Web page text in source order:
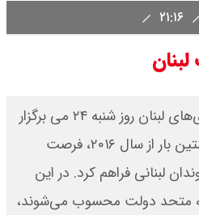
دور نهایی انتخابات شهرداری‌های لبنان روز شنبه ۲۴ می‌ برگزار
شد، انتخاباتی که برای نخستین بار از سال ۲۰۱۶، فرصت
لبنانی فراهم کرد. در این
که متحد دولت محسوب می‌شوند،